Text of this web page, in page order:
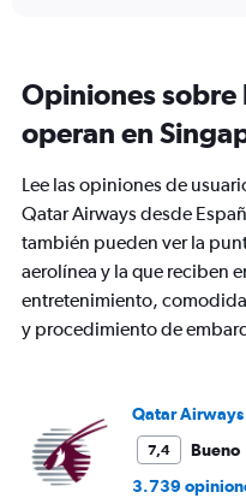
categories.
chart
1
Y
axis
displaying
Number
of
flights.
Opiniones sobre
operan en
Lee las opiniones de
Qatar Airways desde
también pueden ver la
aerolínea y la que reciben
entretenimiento,
y procedimiento de
Qatar Airways
7,4
Bueno
3.739